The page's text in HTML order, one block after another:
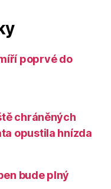
poprvé do
chráněných
opustila hnízda
bude plný